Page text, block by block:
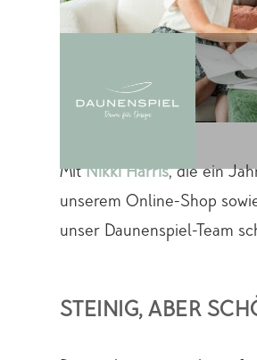
MitNikki Harris, die ein
unserem Online-Shop
unser Daunenspiel-Team
STEINIG, ABER